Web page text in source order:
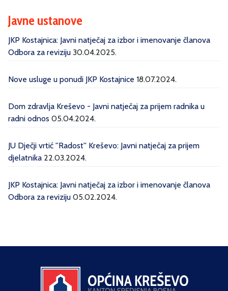
Javne ustanove
JKP Kostajnica: Javni natječaj za izbor i imenovanje članova
Odbora za reviziju 30.04.2025.
Nove usluge u ponudi JKP Kostajnice 18.07.2024.
Dom zdravlja Kreševo - Javni natječaj za prijem radnika u
radni odnos 05.04.2024.
JU Dječji vrtić ''Radost'' Kreševo: Javni natječaj za prijem
djelatnika 22.03.2024.
JKP Kostajnica: Javni natječaj za izbor i imenovanje članova
Odbora za reviziju 05.02.2024.